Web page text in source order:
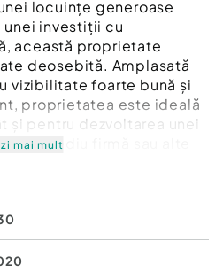
locuințe generoase
unei investiții cu
această proprietate
deosebită. Amplasată
vizibilitate foarte bună și
proprietatea este ideală
și pentru dezvoltarea unei
sediu firmă sau alte
BCA, pe fundație solidă,
cu numeroase lucrări
oferindu-vă avantajul de
propriul gust și
mai mult